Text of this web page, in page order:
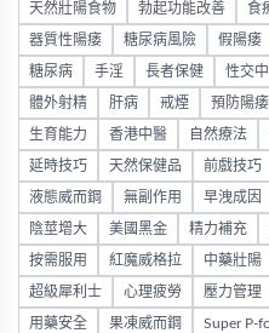
天然壯陽食物 勃起功能改善 食
器質性陽痿 糖尿病風險 假陽痿
糖尿病 手淫 長者保健 性交
體外射精 肝病 戒煙 預防陽痿
生育能力 香港中醫 自然療法
延時技巧 天然保健品 前戲技巧
液態威而鋼 無副作用 早洩成因
陰莖增大 美國黑金 精力補充
按需服用 紅魔威格拉 中藥壯陽
超級犀利士 心理疲勞 壓力管理
用藥安全 果凍威而鋼 Super P-